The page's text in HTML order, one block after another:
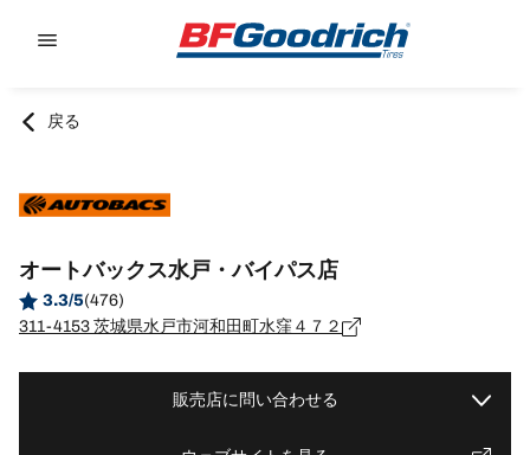
戻る
オートバックス水戸・バイパス店
3.3/5(476)
311-4153 茨城県水戸市河和田町水窪４７２
販売店に問い合わせる